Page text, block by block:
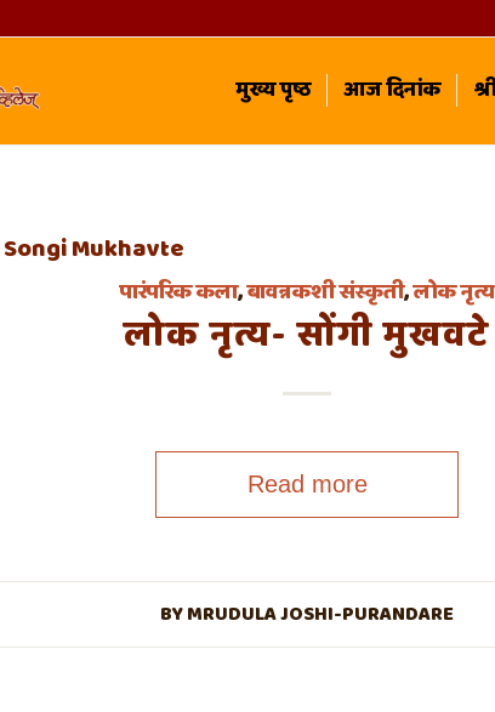
मुख्य पृष्ठ आज दिनांक
Songi Mukhavte
पारंपरिक कला,बावन्नकशी संस्कृती,लोक नृत्य
लोक नृत्य- सोंगी मुखवटे
Read more
BYMRUDULA JOSHI-PURANDARE